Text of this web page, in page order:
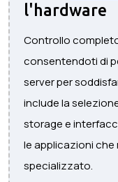
l'hardware
Controllo
consentendoti di
server per
include la
storage e
le applicazioni
specializzato.